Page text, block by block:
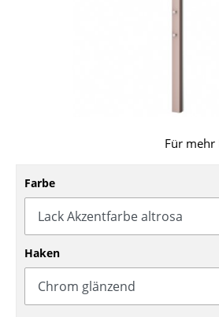
Schaukelstühle
Bürodrehstühle
Bürosessel
Einzelteile
Für mehr
Farbe
Haken